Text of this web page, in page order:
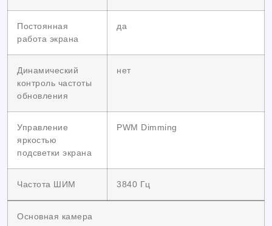
Постоянная
работа экрана
да
Динамический
контроль частоты
обновления
нет
Управление
яркостью
подсветки экрана
PWM Dimming
Частота ШИМ 3840 Гц
Основная камера